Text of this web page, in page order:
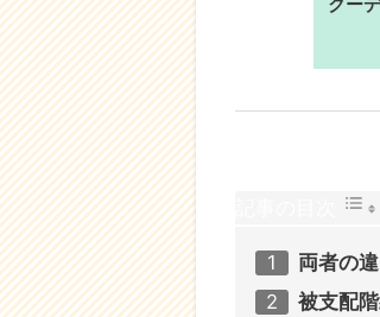
両者の
被支配